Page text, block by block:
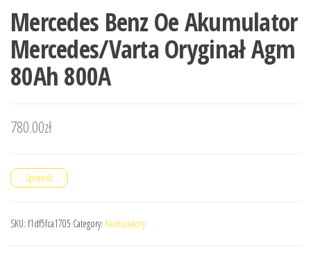
Mercedes Benz Oe Akumulator
Mercedes/Varta Oryginał Agm
80Ah 800A
780.00zł
Sprawdź
SKU: f1df5fca1705 Category: Akumulatory